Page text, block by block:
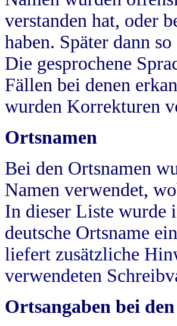
verstanden hat, oder
haben. Später dann
Die gesprochene
Fällen bei denen
wurden Korrekturen
Ortsnamen
Bei den Ortsnamen
Namen verwendet,
In dieser Liste wurde
deutsche Ortsname
liefert zusätzliche
verwendeten
Ortsangaben bei